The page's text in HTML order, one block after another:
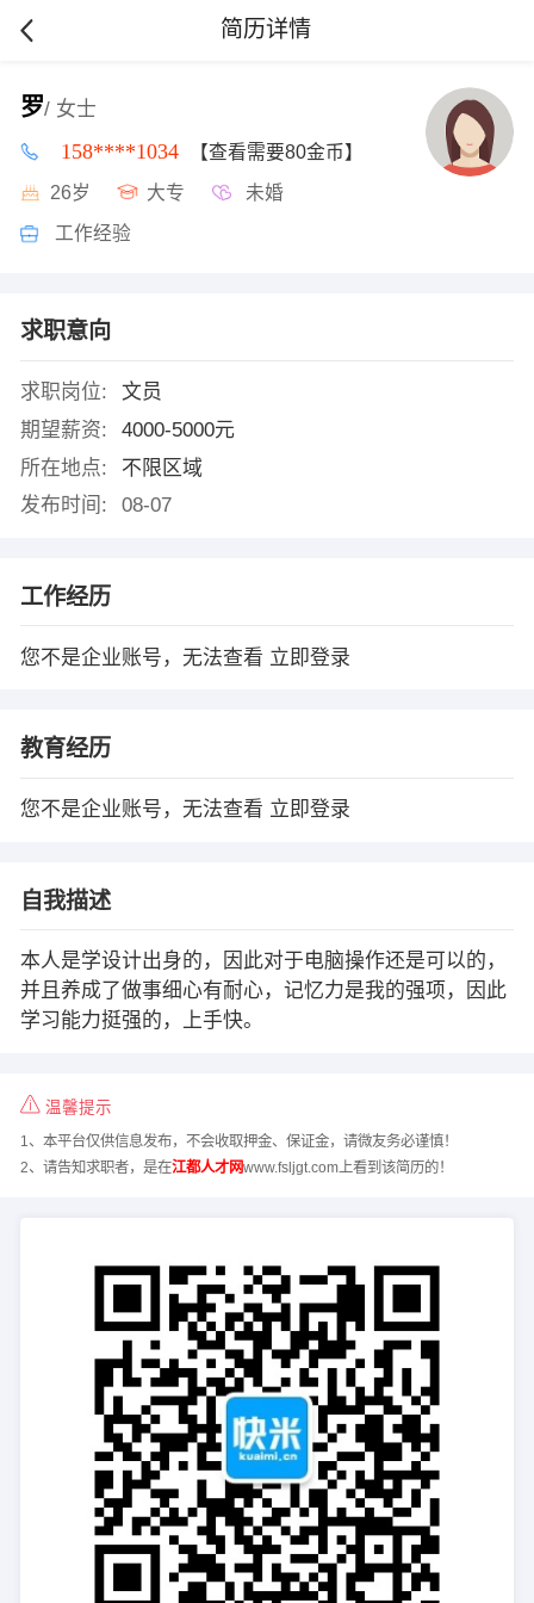
简历详情
罗/ 女士
158****1034 【查看需要80金币】
26岁 大专 未婚
工作经验
求职意向
求职岗位:
文员
期望薪资:
4000-5000元
所在地点:
不限区域
发布时间:
08-07
工作经历
您不是企业账号，无法查看 立即登录
教育经历
您不是企业账号，无法查看 立即登录
自我描述
本人是学设计出身的，因此对于电脑操作还是可以的，
并且养成了做事细心有耐心，记忆力是我的强项，因此
学习能力挺强的，上手快。
温馨提示
1、本平台仅供信息发布，不会收取押金、保证金，请微友务必谨慎！
2、请告知求职者，是在江都人才网www.fsljgt.com上看到该简历的！